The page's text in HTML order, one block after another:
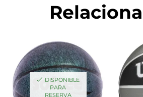
DISPONIBLE
PARA
RESERVA